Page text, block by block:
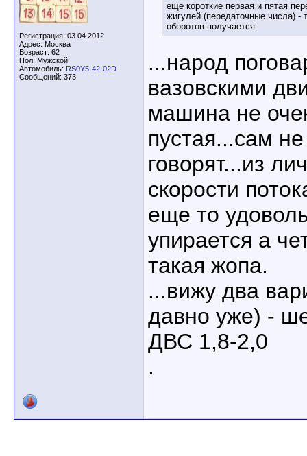
Регистрация: 03.04.2012
Адрес: Москва
Возраст: 62
Пол: Мужской
Автомобиль: RS0Y5-42-02D
Сообщений: 373
еще короткие первая и пятая
жигулей (передаточные числа)
оборотов получается.
...народ
вазовскими
машина не
пустая...сам
говорят...из
скорости
еще то
упирается а
такая жопа.
...вижу два
давно уже) -
ДВС 1,8-2,0
.